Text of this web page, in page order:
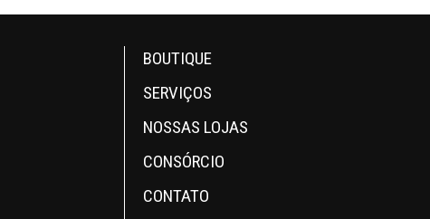
BOUTIQUE
SERVIÇOS
NOSSAS LOJAS
CONSÓRCIO
CONTATO